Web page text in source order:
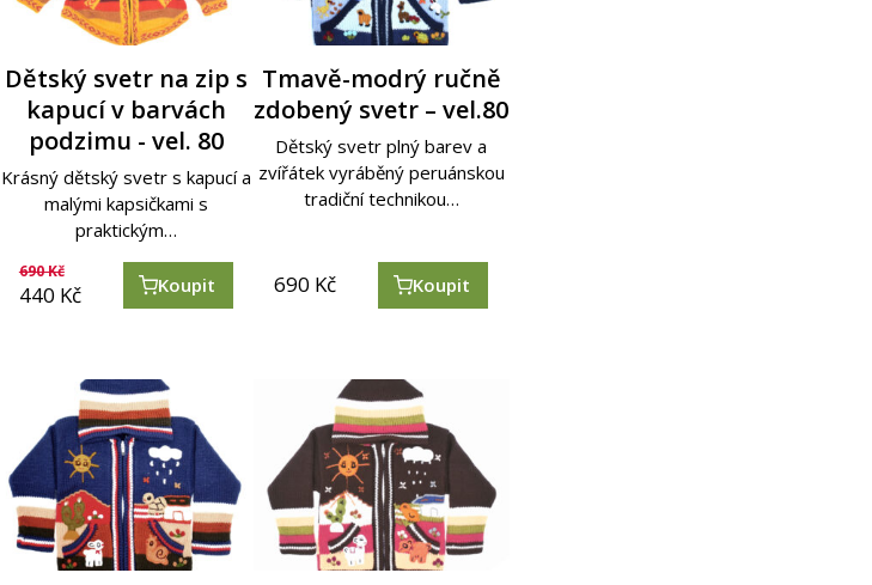
Dětský svetr na zip s
kapucí v barvách
podzimu - vel. 80
Krásný dětský svetr s kapucí a
malými kapsičkami s
praktickým…
690Kč
440 Kč Koupit
Tmavě-modrý ručně
zdobený svetr – vel.80
Dětský svetr plný barev a
zvířátek vyráběný peruánskou
tradiční technikou…
690 Kč Koupit